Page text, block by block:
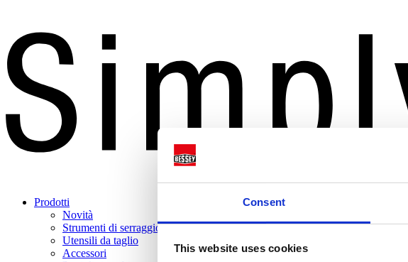
Consent
This website uses cookies
Prodotti
Novità
Strumenti di serraggio
Utensili da taglio
Accessori